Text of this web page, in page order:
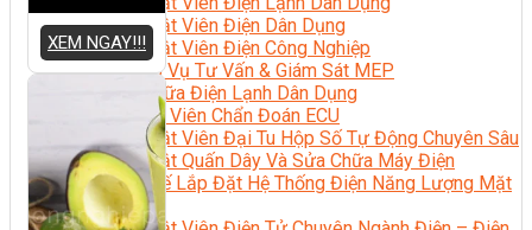
Kỹ Thuật Viên Điện Dân Dụng
Kỹ Thuật Viên Điện Công Nghiệp
Nghiệp Vụ Tư Vấn & Giám Sát MEP
Sửa Chữa Điện Lạnh Dân Dụng
Chuyên Viên Chẩn Đoán ECU
Kỹ Thuật Viên Đại Tu Hộp Số Tự Động Chuyên Sâu
Kỹ Thuật Quấn Dây Và Sửa Chữa Máy Điện
Thiết Kế Lắp Đặt Hệ Thống Điện Năng Lượng Mặt
Trời
XEM NGAY!!!